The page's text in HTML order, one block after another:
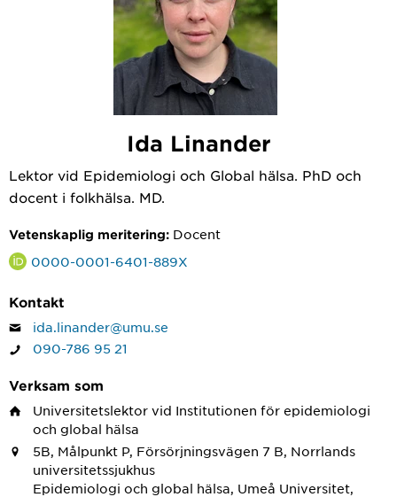
Ida Linander
Lektor vid Epidemiologi och Global hälsa. PhD och
docent i folkhälsa. MD.
Vetenskaplig meritering: Docent
0000-0001-6401-889X
Kontakt
ida.linander@umu.se
090-786 95 21
Verksam som
Universitetslektor vid Institutionen för epidemiologi
och global hälsa
5B, Målpunkt P, Försörjningsvägen 7 B, Norrlands
universitetssjukhus
Epidemiologi och global hälsa, Umeå Universitet,